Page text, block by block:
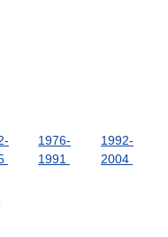
1976-
1991
1992-
2004